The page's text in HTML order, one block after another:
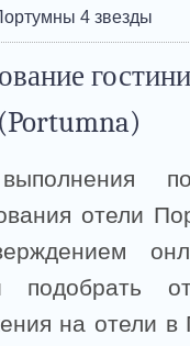
4 звезды
отели
подобрать
на отели в